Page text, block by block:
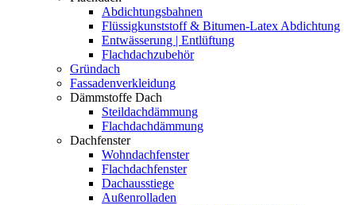
Abdichtungsbahnen
Flüssigkunststoff & Bitumen-Latex Abdichtung
Entwässerung | Entlüftung
Flachdachzubehör
Gründach
Fassadenverkleidung
Dämmstoffe Dach
Steildachdämmung
Flachdachdämmung
Dachfenster
Wohndachfenster
Flachdachfenster
Dachausstiege
Außenrolladen